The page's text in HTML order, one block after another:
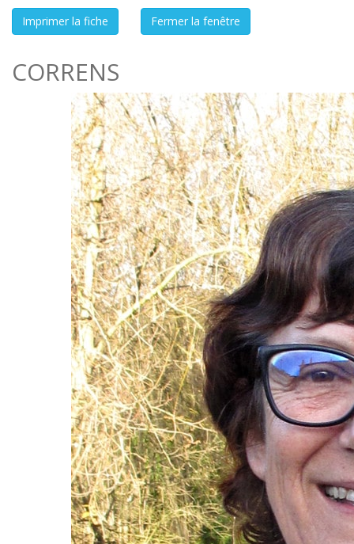
CORRENS